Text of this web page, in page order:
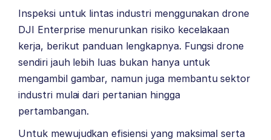
Inspeksi untuk lintas industri menggunakan drone
DJI Enterprise menurunkan risiko kecelakaan
kerja, berikut panduan lengkapnya. Fungsi drone
sendiri jauh lebih luas bukan hanya untuk
mengambil gambar, namun juga membantu sektor
industri mulai dari pertanian hingga
pertambangan.
Untuk mewujudkan efisiensi yang maksimal serta